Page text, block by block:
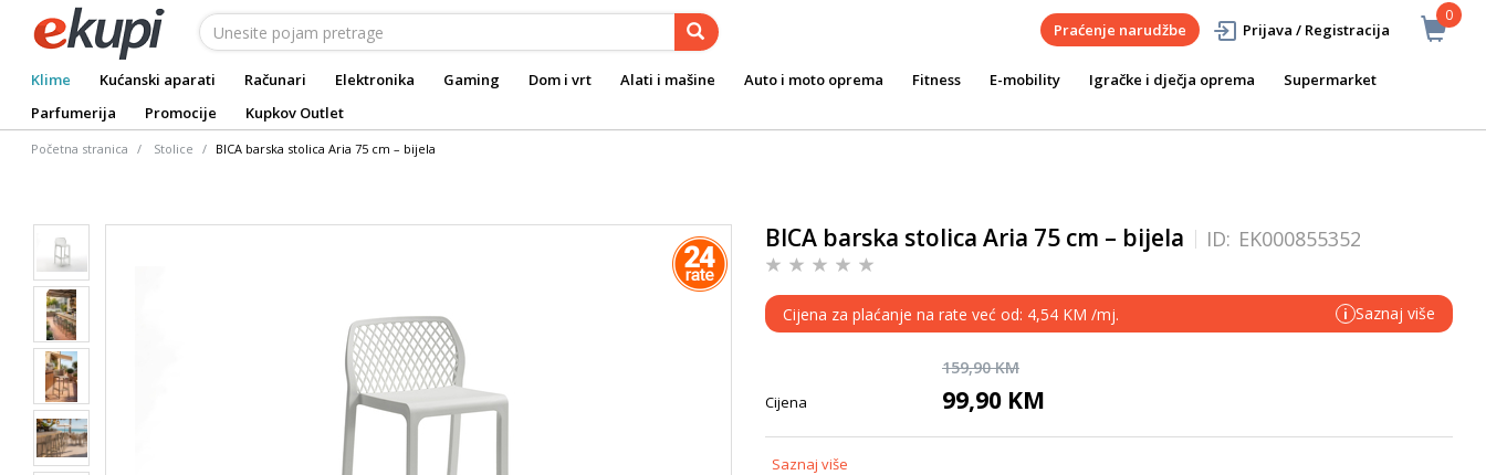
0
Praćenje narudžbe Prijava / Registracija
Klime Kućanski aparati Računari Elektronika Gaming Dom i vrt Alati i mašine Auto i moto oprema Fitness E-mobility Igračke i dječja oprema
Supermarket
Parfumerija
Promocije Kupkov Outlet
Početna stranica Stolice BICA barska stolica Aria 75 cm – bijela
BICA barska stolica Aria 75 cm – bijela ID: EK000855352
Cijena za plaćanje na rate već od: 4,54 KM /mj. i Saznaj više
159,90 KM
Cijena 99,90 KM
Saznaj više